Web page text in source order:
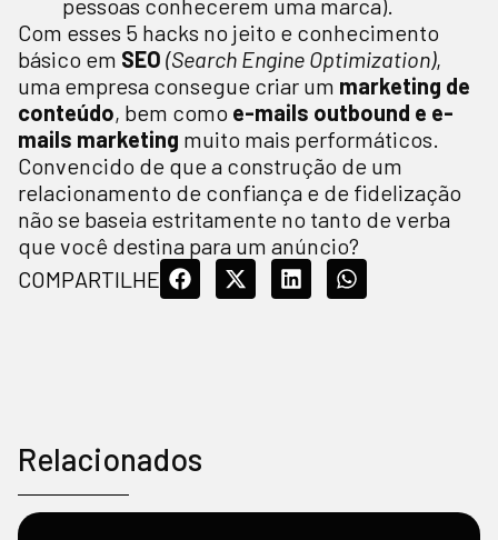
pessoas conhecerem uma marca).
Com esses 5 hacks no jeito e conhecimento
básico em SEO (Search Engine Optimization),
uma empresa consegue criar um marketing de
conteúdo, bem como e-mails outbound e e-
mails marketing muito mais performáticos.
Convencido de que a construção de um
relacionamento de confiança e de fidelização
não se baseia estritamente no tanto de verba
que você destina para um anúncio?
COMPARTILHE
Relacionados